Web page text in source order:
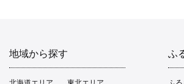
地域から探す ふ